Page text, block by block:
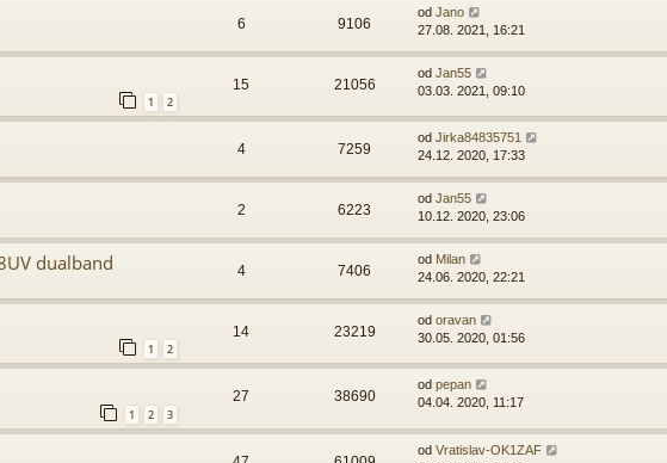
6 9106
od Jano
27.08. 2021, 16:21
1 2
15 21056
od Jan55
03.03. 2021, 09:10
4 7259
od Jirka84835751
24.12. 2020, 17:33
2 6223
od Jan55
10.12. 2020, 23:06
dualband 4 7406
od Milan
24.06. 2020, 22:21
1 2
14 23219
od oravan
30.05. 2020, 01:56
1 2 3
27 38690
od pepan
04.04. 2020, 11:17
od Vratislav-OK1ZAF